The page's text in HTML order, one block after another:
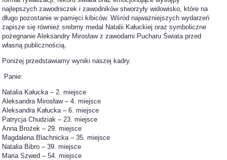
najlepszych zawodniczek i zawodników stworzyły widowisko, które na
długo pozostanie w pamięci kibiców. Wśród najważniejszych wydarzeń
zapisze się również srebrny medal Natalii Kałuckiej oraz symboliczne
pożegnanie Aleksandry Mirosław z zawodami Pucharu Świata przed
własną publicznością.
Poniżej przedstawiamy wyniki naszej kadry.
Panie:
Natalia Kałucka – 2. miejsce
Aleksandra Mirosław – 4. miejsce
Aleksandra Kałucka – 6. miejsce
Patrycja Chudziak – 23. miejsce
Anna Brożek – 29. miejsce
Magdalena Blachnicka – 35. miejsce
Natalia Bibro – 39. miejsce
Maria Szwed – 54. miejsce